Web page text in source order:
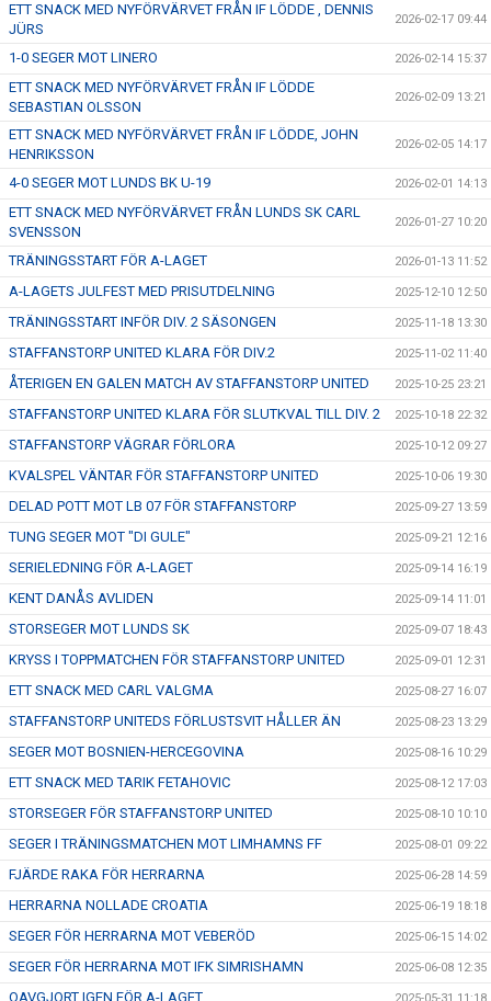
ETT SNACK MED NYFÖRVÄRVET FRÅN IF LÖDDE , DENNIS
JÜRS
2026-02-17 09:44
1-0 SEGER MOT LINERO 2026-02-14 15:37
ETT SNACK MED NYFÖRVÄRVET FRÅN IF LÖDDE
SEBASTIAN OLSSON
2026-02-09 13:21
ETT SNACK MED NYFÖRVÄRVET FRÅN IF LÖDDE, JOHN
HENRIKSSON
2026-02-05 14:17
4-0 SEGER MOT LUNDS BK U-19 2026-02-01 14:13
ETT SNACK MED NYFÖRVÄRVET FRÅN LUNDS SK CARL
SVENSSON
2026-01-27 10:20
TRÄNINGSSTART FÖR A-LAGET 2026-01-13 11:52
A-LAGETS JULFEST MED PRISUTDELNING 2025-12-10 12:50
TRÄNINGSSTART INFÖR DIV. 2 SÄSONGEN 2025-11-18 13:30
STAFFANSTORP UNITED KLARA FÖR DIV.2 2025-11-02 11:40
ÅTERIGEN EN GALEN MATCH AV STAFFANSTORP UNITED 2025-10-25 23:21
STAFFANSTORP UNITED KLARA FÖR SLUTKVAL TILL DIV. 2 2025-10-18 22:32
STAFFANSTORP VÄGRAR FÖRLORA 2025-10-12 09:27
KVALSPEL VÄNTAR FÖR STAFFANSTORP UNITED 2025-10-06 19:30
DELAD POTT MOT LB 07 FÖR STAFFANSTORP 2025-09-27 13:59
TUNG SEGER MOT "DI GULE" 2025-09-21 12:16
SERIELEDNING FÖR A-LAGET 2025-09-14 16:19
KENT DANÅS AVLIDEN 2025-09-14 11:01
STORSEGER MOT LUNDS SK 2025-09-07 18:43
KRYSS I TOPPMATCHEN FÖR STAFFANSTORP UNITED 2025-09-01 12:31
ETT SNACK MED CARL VALGMA 2025-08-27 16:07
STAFFANSTORP UNITEDS FÖRLUSTSVIT HÅLLER ÄN 2025-08-23 13:29
SEGER MOT BOSNIEN-HERCEGOVINA 2025-08-16 10:29
ETT SNACK MED TARIK FETAHOVIC 2025-08-12 17:03
STORSEGER FÖR STAFFANSTORP UNITED 2025-08-10 10:10
SEGER I TRÄNINGSMATCHEN MOT LIMHAMNS FF 2025-08-01 09:22
FJÄRDE RAKA FÖR HERRARNA 2025-06-28 14:59
HERRARNA NOLLADE CROATIA 2025-06-19 18:18
SEGER FÖR HERRARNA MOT VEBERÖD 2025-06-15 14:02
SEGER FÖR HERRARNA MOT IFK SIMRISHAMN 2025-06-08 12:35
OAVGJORT IGEN FÖR A-LAGET